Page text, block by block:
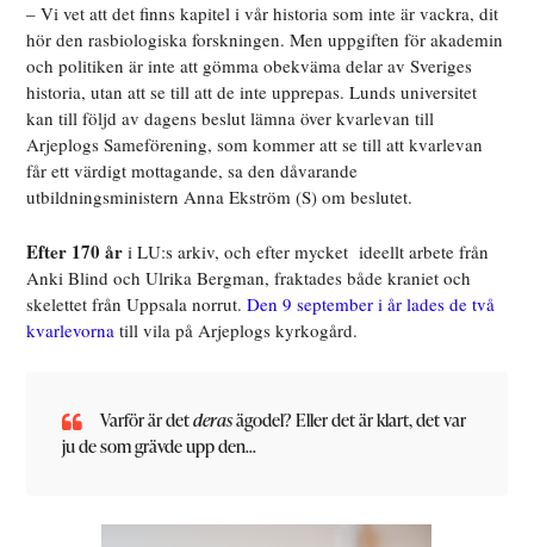
– Vi vet att det finns kapitel i vår historia som inte är vackra, dit
hör den rasbiologiska forskningen. Men uppgiften för akademin
och politiken är inte att gömma obekväma delar av Sveriges
historia, utan att se till att de inte upprepas. Lunds universitet
kan till följd av dagens beslut lämna över kvarlevan till
Arjeplogs Sameförening, som kommer att se till att kvarlevan
får ett värdigt mottagande, sa den dåvarande
utbildningsministern Anna Ekström (S) om beslutet.
Efter 170 år i LU:s arkiv, och efter mycket ideellt arbete från
Anki Blind och Ulrika Bergman, fraktades både kraniet och
skelettet från Uppsala norrut.Den 9 september i år lades de två
kvarlevorna till vila på Arjeplogs kyrkogård.
Varför är detderasägodel? Eller det är klart, det var
ju de som grävde upp den…